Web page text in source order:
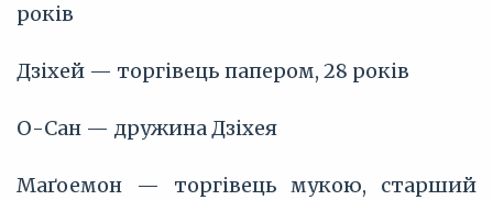
років
Дзіхей — торгівець папером, 28 років
О-Сан — дружина Дзіхея
Маґоемон — торгівець мукою, старший